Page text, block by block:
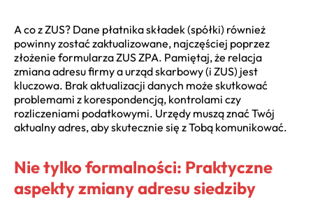
A co z ZUS? Dane płatnika składek (spółki) również
powinny zostać zaktualizowane, najczęściej poprzez
złożenie formularza ZUS ZPA. Pamiętaj, że relacja
zmiana adresu firmy a urząd skarbowy (i ZUS) jest
kluczowa. Brak aktualizacji danych może skutkować
problemami z korespondencją, kontrolami czy
rozliczeniami podatkowymi. Urzędy muszą znać Twój
aktualny adres, aby skutecznie się z Tobą komunikować.
Nie tylko formalności: Praktyczne
aspekty zmiany adresu siedziby